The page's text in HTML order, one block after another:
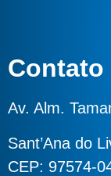
Contato
Av. Alm.
Sant’Ana do
CEP: 97574-